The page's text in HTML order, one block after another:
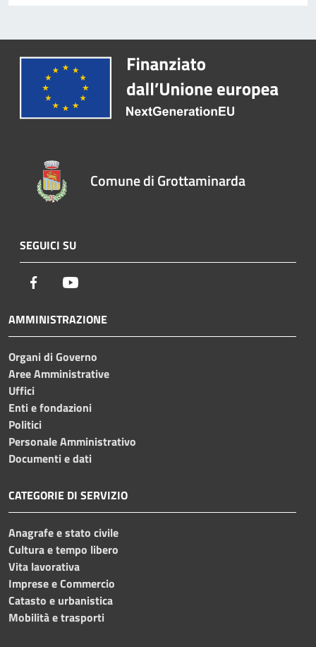
Comune di Grottaminarda
SEGUICI SU
Facebook
AMMINISTRAZIONE
Organi di Governo
Aree Amministrative
Uffici
Enti e fondazioni
Politici
Personale Amministrativo
Documenti e dati
CATEGORIE DI SERVIZIO
Anagrafe e stato civile
Cultura e tempo libero
Vita lavorativa
Imprese e Commercio
Catasto e urbanistica
Mobilità e trasporti